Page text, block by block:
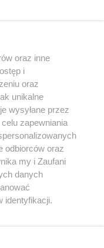
Youtube
oraz inne
i
oraz
unikalne
wysyłane przez
zapewniania
odbiorców oraz
my i Zaufani
danych
identyfikacji.